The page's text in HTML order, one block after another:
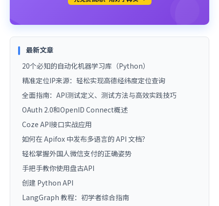
最新文章
20个必知的自动化机器学习库（Python）
精准定位IP来源：轻松实现高德经纬度定位查询
全面指南：API测试定义、测试方法与高效实践技巧
OAuth 2.0和OpenID Connect概述
Coze API接口实战应用
如何在 Apifox 中发布多语言的 API 文档？
轻松掌握外国人微信支付的正确姿势
手把手教你使用盘古API
创建 Python API
LangGraph 教程：初学者综合指南